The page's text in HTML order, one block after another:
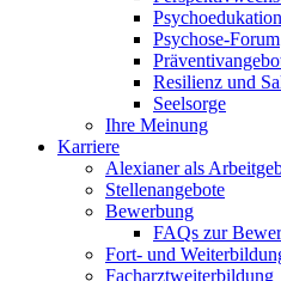
Psychoedukation
Psychose-Forum
Resilienz und
Seelsorge
Ihre Meinung
Karriere
Alexianer als
Stellenangebote
Bewerbung
FAQs zur
Fort- und
Facharztweiterbildung